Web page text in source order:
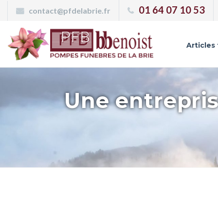
contact@pfdelabrie.fr 01 64 07 10 53
Articles
Une